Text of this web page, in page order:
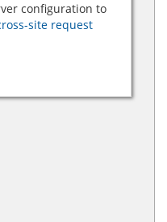
configuration to
site request